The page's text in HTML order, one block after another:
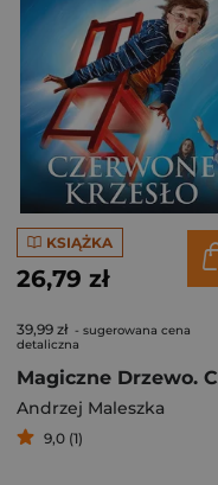
KSIĄŻKA
26,79 zł
39,99 zł - sugerowana cena
detaliczna
Andrzej Maleszka
9,0 (1)